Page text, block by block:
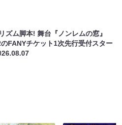
ズム脚本! 舞台『ノンレムの窓』
FANYチケット1次先行受付スター